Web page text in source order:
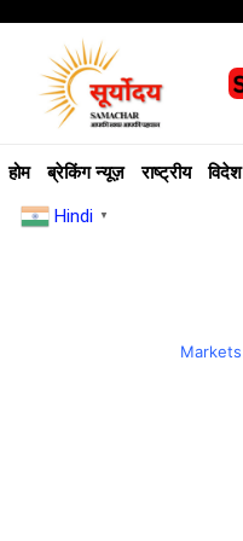
होम ब्रेकिंग न्यूज़ राष्ट्रीय विदेश
Hindi ▼
Markets